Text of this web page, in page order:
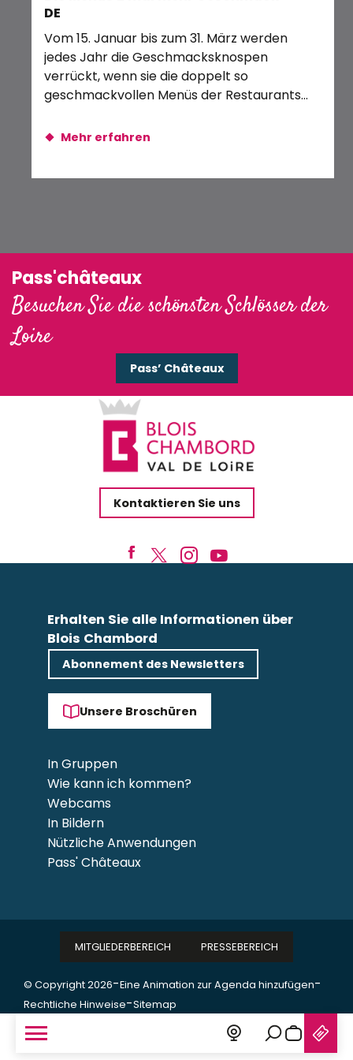
Suche
Belinda Davids - The Greatest Love of All - Tribute to
Expostion plantes sauvages de nos villages
DE
Vom 15. Januar bis zum 31. März werden
jedes Jahr die Geschmacksknospen
verrückt, wenn sie die doppelt so
geschmackvollen Menüs der Restaurants
Mehr erfahren
Pass'châteaux
Besuchen Sie die schönsten Schlösser der
Loire
Pass’ Châteaux
Kontaktieren Sie uns
Erhalten Sie alle Informationen über
Blois Chambord
Abonnement des Newsletters
Unsere Broschüren
In Gruppen
Wie kann ich kommen?
Webcams
In Bildern
Nützliche Anwendungen
Pass' Châteaux
© Copyright 2026-Eine Animation zur Agenda hinzufügen-
Rechtliche Hinweise-Sitemap
MITGLIEDERBEREICH PRESSEBEREICH